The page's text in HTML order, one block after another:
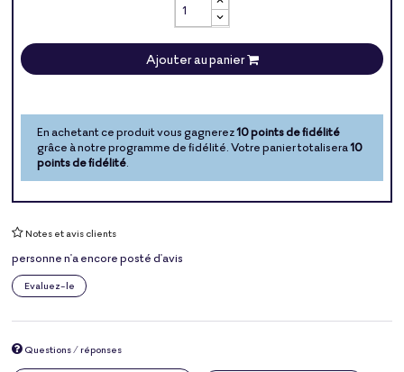
Ajouter au panier
En achetant ce produit vous gagnerez10 points de fidélité
grâce à notre programme de fidélité. Votre panier totalisera10
points de fidélité.
Notes et avis clients
personne n'a encore posté d'avis
Evaluez-le
Questions / réponses